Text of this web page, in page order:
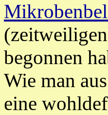
begonnen
Wie man
eine